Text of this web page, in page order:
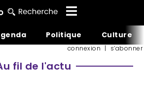
Politique Culture
connexion | s’abonner
fil de l'actu